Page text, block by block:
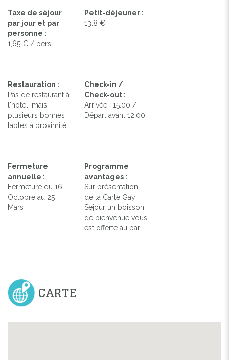
Taxe de séjour
par jour et par
personne :
1,65 € / pers
Petit-déjeuner :
13.8 €
Restauration :
Pas de restaurant à
l'hôtel, mais
plusieurs bonnes
tables à proximité.
Check-in /
Check-out :
Arrivée : 15.00 /
Départ avant 12.00
Fermeture
annuelle :
Fermeture du 16
Octobre au 25
Mars
Programme
avantages :
Sur présentation
de la Carte Gay
Sejour un boisson
de bienvenue vous
est offerte au bar
CARTE